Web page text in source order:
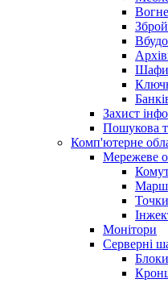
Шафи
Захист
Пошукова
Комп'ютерне
Мережеве
Монітори
Серверні